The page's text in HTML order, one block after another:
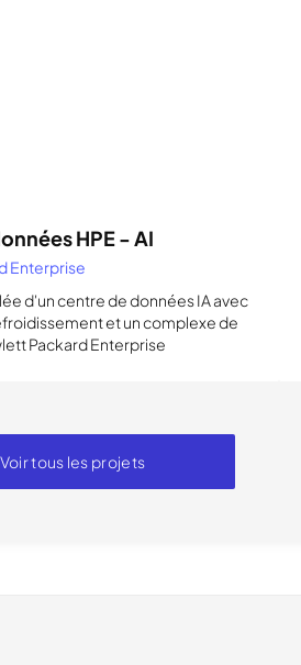
HPE - AI
Enterprise
d'un centre de données IA avec
et un complexe de
Packard Enterprise
Voir tous les projets